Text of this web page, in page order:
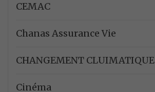
CEMAC
Chanas Assurance Vie
CHANGEMENT CLUIMATIQUE
Cinéma